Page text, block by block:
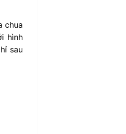
chua
hình
sau